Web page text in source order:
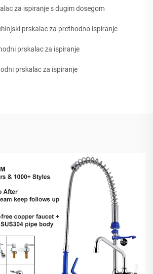
za ispiranje s dugim dosegom
prskalac za prethodno ispiranje
prskalac za ispiranje
prskalac za ispiranje